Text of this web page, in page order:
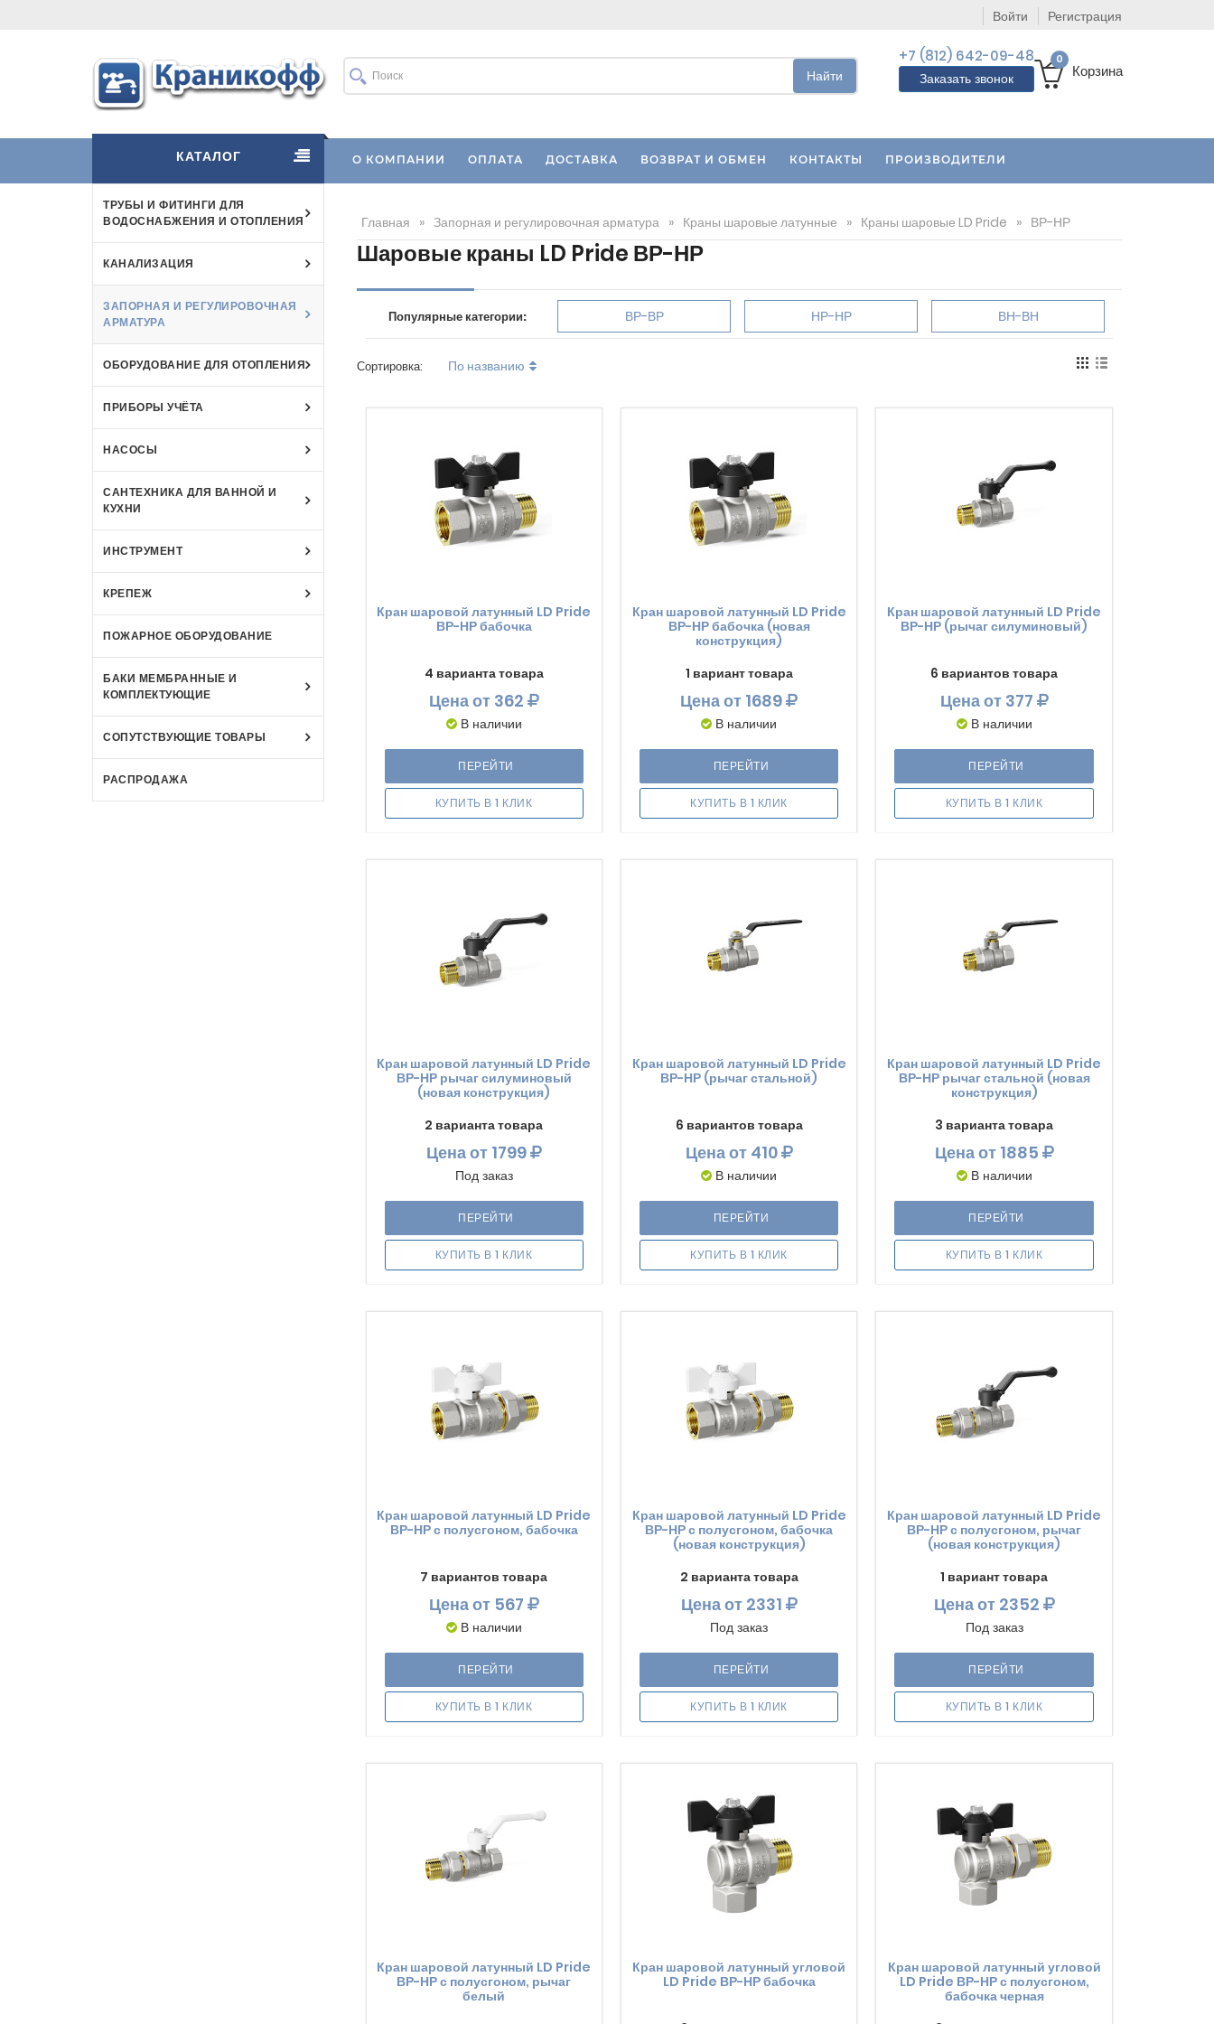
Войти Регистрация
Найти
+7 (812) 642-09-48
Заказать звонок
0
Корзина
КАТАЛОГ
ТРУБЫ И ФИТИНГИ ДЛЯ
ВОДОСНАБЖЕНИЯ И ОТОПЛЕНИЯ
КАНАЛИЗАЦИЯ
ЗАПОРНАЯ И РЕГУЛИРОВОЧНАЯ
АРМАТУРА
ОБОРУДОВАНИЕ ДЛЯ ОТОПЛЕНИЯ
ПРИБОРЫ УЧЁТА
НАСОСЫ
САНТЕХНИКА ДЛЯ ВАННОЙ И
КУХНИ
ИНСТРУМЕНТ
КРЕПЕЖ
ПОЖАРНОЕ ОБОРУДОВАНИЕ
БАКИ МЕМБРАННЫЕ И
КОМПЛЕКТУЮЩИЕ
СОПУТСТВУЮЩИЕ ТОВАРЫ
РАСПРОДАЖА
О КОМПАНИИ ОПЛАТА ДОСТАВКА ВОЗВРАТ И ОБМЕН КОНТАКТЫ ПРОИЗВОДИТЕЛИ
Главная » Запорная и регулировочная арматура » Краны шаровые латунные » Краны шаровые LD Pride » ВР-НР
Шаровые краны LD Pride ВР-НР
Популярные категории: ВР-ВР НР-НР ВН-ВН
Сортировка: По названию
Кран шаровой латунный LD Pride
ВР-НР бабочка
4 варианта товара
Ценаот 362
В наличии
ПЕРЕЙТИ
КУПИТЬ В 1 КЛИК
Кран шаровой латунный LD Pride
ВР-НР бабочка (новая
конструкция)
1 вариант товара
Ценаот 1689
В наличии
ПЕРЕЙТИ
КУПИТЬ В 1 КЛИК
Кран шаровой латунный LD Pride
ВР-НР (рычаг силуминовый)
6 вариантов товара
Ценаот 377
В наличии
ПЕРЕЙТИ
КУПИТЬ В 1 КЛИК
Кран шаровой латунный LD Pride
ВР-НР рычаг силуминовый
(новая конструкция)
2 варианта товара
Ценаот 1799
Под заказ
ПЕРЕЙТИ
КУПИТЬ В 1 КЛИК
Кран шаровой латунный LD Pride
ВР-НР (рычаг стальной)
6 вариантов товара
Ценаот 410
В наличии
ПЕРЕЙТИ
КУПИТЬ В 1 КЛИК
Кран шаровой латунный LD Pride
ВР-НР рычаг стальной (новая
конструкция)
3 варианта товара
Ценаот 1885
В наличии
ПЕРЕЙТИ
КУПИТЬ В 1 КЛИК
Кран шаровой латунный LD Pride
ВР-НР с полусгоном, бабочка
7 вариантов товара
Ценаот 567
В наличии
ПЕРЕЙТИ
КУПИТЬ В 1 КЛИК
Кран шаровой латунный LD Pride
ВР-НР с полусгоном, бабочка
(новая конструкция)
2 варианта товара
Ценаот 2331
Под заказ
ПЕРЕЙТИ
КУПИТЬ В 1 КЛИК
Кран шаровой латунный LD Pride
ВР-НР с полусгоном, рычаг
(новая конструкция)
1 вариант товара
Ценаот 2352
Под заказ
ПЕРЕЙТИ
КУПИТЬ В 1 КЛИК
Кран шаровой латунный LD Pride
ВР-НР с полусгоном, рычаг
белый
Кран шаровой латунный угловой
LD Pride ВР-НР бабочка
Кран шаровой латунный угловой
LD Pride ВР-НР с полусгоном,
бабочка черная